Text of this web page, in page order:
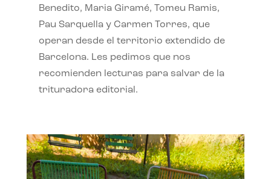
Benedito, Maria Giramé, Tomeu Ramis,
Pau Sarquella y Carmen Torres, que
operan desde el territorio extendido de
Barcelona. Les pedimos que nos
recomienden lecturas para salvar de la
trituradora editorial.